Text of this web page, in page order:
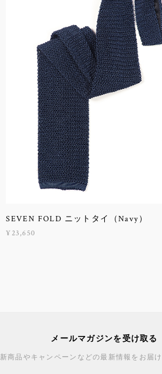
SEVEN FOLD ニットタイ（Navy）
¥23,650
メールマガジンを受け取る
新商品やキャンペーンなどの最新情報をお届け